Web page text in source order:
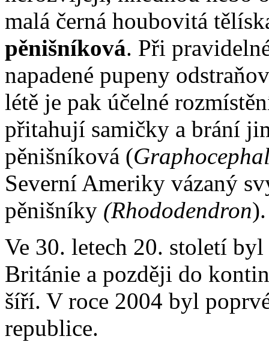
malá černá houbovitá
pěnišníková. Při
napadené pupeny
létě je pak účelné
přitahují samičky a brání
pěnišníková (
Severní Ameriky vázaný
pěnišníky (Rhododendron).
Ve 30. letech 20. století
Británie a později do
šíří. V roce 2004 byl
republice.